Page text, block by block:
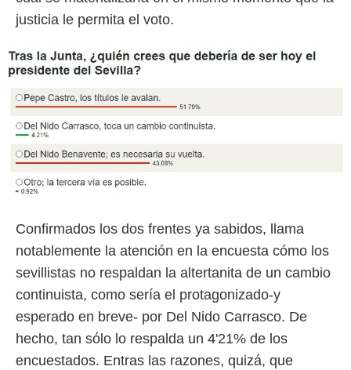
justicia le permita el voto.
Confirmados los dos frentes ya sabidos, llama
notablemente la atención en la encuesta cómo los
sevillistas no respaldan la altertanita de un cambio
continuista, como sería el protagonizado-y
esperado en breve- por Del Nido Carrasco. De
hecho, tan sólo lo respalda un 4'21% de los
encuestados. Entras las razones, quizá, que